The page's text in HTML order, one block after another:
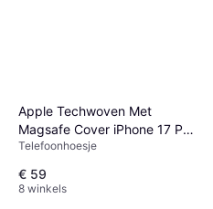
Apple Techwoven Met
Magsafe Cover iPhone 17 Pro
Groen
Telefoonhoesje
€ 59
8 winkels